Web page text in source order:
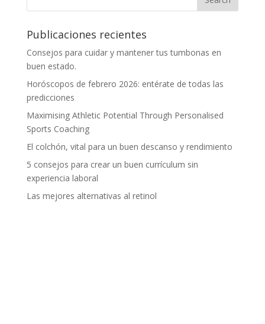
Publicaciones recientes
Consejos para cuidar y mantener tus tumbonas en
buen estado.
Horóscopos de febrero 2026: entérate de todas las
predicciones
Maximising Athletic Potential Through Personalised
Sports Coaching
El colchón, vital para un buen descanso y rendimiento
5 consejos para crear un buen currículum sin
experiencia laboral
Las mejores alternativas al retinol